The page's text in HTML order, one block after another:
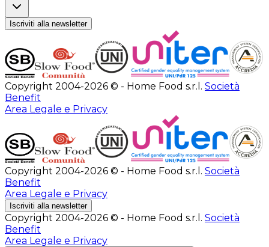
Iscriviti alla newsletter
Copyright 2004-2026 © - Home Food s.r.l. Società
Benefit
Area Legale e Privacy
Copyright 2004-2026 © - Home Food s.r.l. Società
Benefit
Area Legale e Privacy
Iscriviti alla newsletter
Copyright 2004-2026 © - Home Food s.r.l. Società
Benefit
Area Legale e Privacy